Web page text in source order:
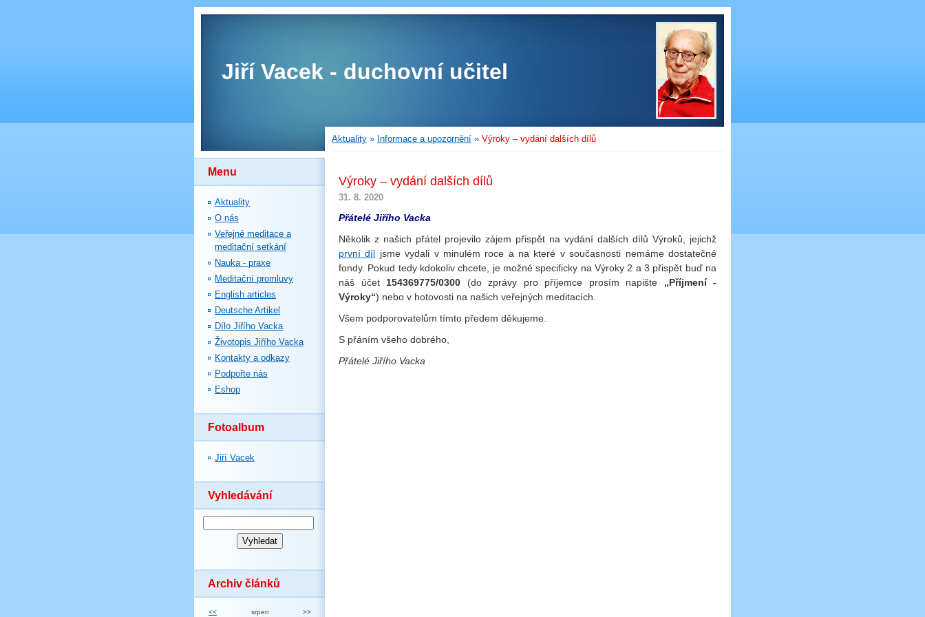
Jiří Vacek - duchovní učitel
Menu
Aktuality
O nás
Veřejné meditace a
meditační setkání
Nauka - praxe
Meditační promluvy
English articles
Deutsche Artikel
Dílo Jiřího Vacka
Životopis Jiřího Vacka
Kontakty a odkazy
Podpořte nás
Eshop
Fotoalbum
Jiří Vacek
Vyhledávání
Archiv článků
<< srpen >>
Aktuality » Informace a upozornění » Výroky – vydání dalších dílů
Výroky – vydání dalších dílů
31. 8. 2020
Přátelé Jiřího Vacka
Několik z našich přátel projevilo zájem přispět na vydání dalších dílů Výroků, jejichž
první díl jsme vydali v minulém roce a na které v současnosti nemáme dostatečné
fondy. Pokud tedy kdokoliv chcete, je možné specificky na Výroky 2 a 3 přispět buď na
náš účet 154369775/0300 (do zprávy pro příjemce prosím napište „Příjmení -
Výroky“) nebo v hotovosti na našich veřejných meditacích.
Všem podporovatelům tímto předem děkujeme.
S přáním všeho dobrého,
Přátelé Jiřího Vacka